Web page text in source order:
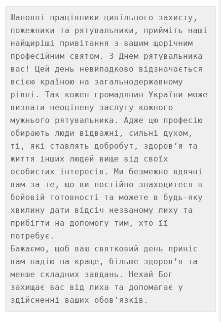
Шановні працівники цивільного захисту,
пожежники та рятувальники, прийміть наші
найщиріші привітання з вашим щорічним
професійним святом. З Днем рятувальника
вас! Цей день невипадково відзначається
всією країною на загальнодержавному
рівні. Так кожен громадянин України може
визнати неоцінену заслугу кожного
мужнього рятувальника. Адже цю професію
обирають люди відважні, сильні духом,
ті, які ставлять добробут, здоров’я та
життя інших людей вище від своїх
особистих інтересів. Ми безмежно вдячні
вам за те, що ви постійно знаходитеся в
бойовій готовності та можете в будь-яку
хвилину дати відсіч незваному лиху та
прибігти на допомогу тим, хто її
потребує.
Бажаємо, щоб ваш святковий день приніс
вам надію на краще, більше здоров’я та
менше складних завдань. Нехай Бог
захищає вас від лиха та допомагає у